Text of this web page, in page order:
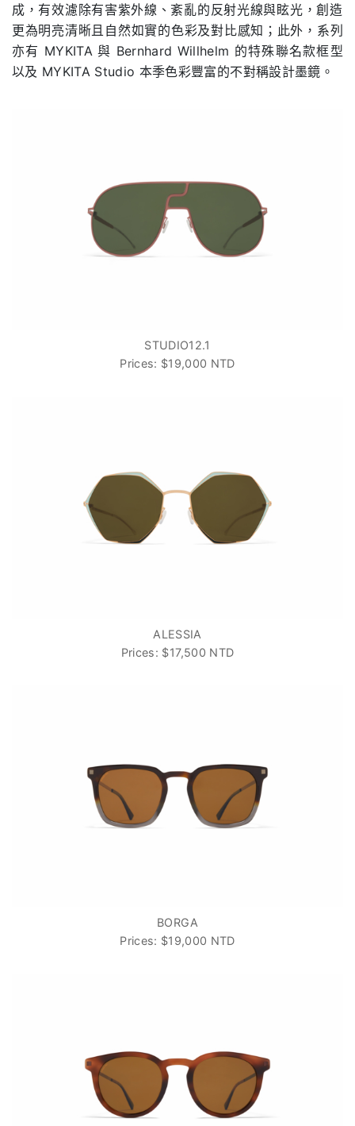
成， 有效濾除有害紫外線、紊亂的反射光線與眩光，創造
更為明亮清晰且自然如實的色彩及對比感知；此外，系列
亦有 MYKITA與 Bernhard Willhelm 的特殊聯名款框型
以及 MYKITA Studio 本季色彩豐富的不對稱設計墨鏡。
STUDIO12.1
Prices: $19,000 NTD
ALESSIA
Prices: $17,500 NTD
BORGA
Prices: $19,000 NTD